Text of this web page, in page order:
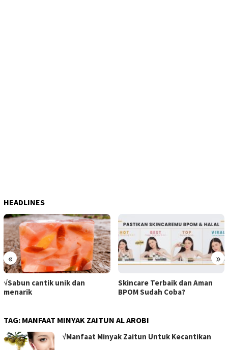
HEADLINES
« »
√Sabun cantik unik dan
menarik
Skincare Terbaik dan Aman
BPOM Sudah Coba?
TAG: MANFAAT MINYAK ZAITUN AL AROBI
√Manfaat Minyak Zaitun Untuk Kecantikan